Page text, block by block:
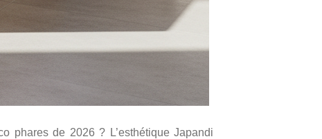
phares de 2026 ? L’esthétique Japandi